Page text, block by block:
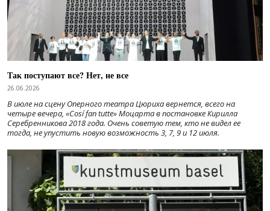
Так поступают все? Нет, не все
26.06.2026
В июле на сцену Оперного театра Цюриха вернется, всего на
четыре вечера, «Cosí fan tutte» Моцарта в постановке Кирилла
Серебренникова 2018 года. Очень советую тем, кто не видел ее
тогда, не упустить новую возможность 3, 7, 9 и 12 июля.